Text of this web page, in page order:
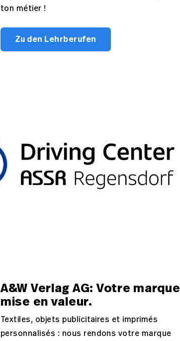
ton métier !
Zu den Lehrberufen
A&W Verlag AG: Votre marque
mise en valeur.
Textiles, objets publicitaires et imprimés
personnalisés : nous rendons votre marque